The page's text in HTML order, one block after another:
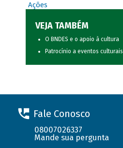
Ações
VEJA TAMBÉM
O BNDES e o apoio à cultura
Patrocínio a eventos culturais
Fale Conosco
08007026337
Mande sua pergunta